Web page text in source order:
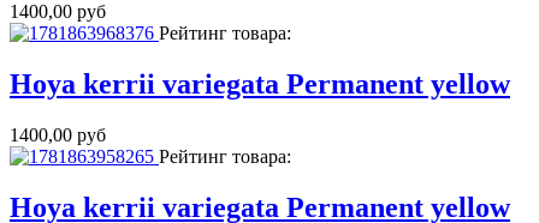
1400,00 руб
Рейтинг товара:
Hoya kerrii variegata Permanent yellow
1400,00 руб
Рейтинг товара:
Hoya kerrii variegata Permanent yellow